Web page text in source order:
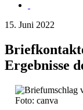
15. Juni 2022
Ergebnisse
Foto: canva